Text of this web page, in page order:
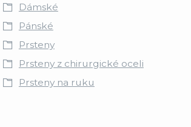
Dámské
Pánské
Prsteny
Prsteny z chirurgické oceli
Prsteny na ruku